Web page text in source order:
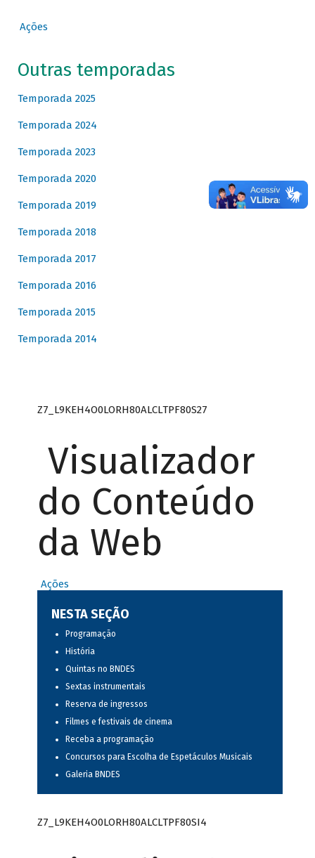
Ações
Outras temporadas
Temporada 2025
Temporada 2024
Temporada 2023
Temporada 2020
Temporada 2019
Temporada 2018
Temporada 2017
Temporada 2016
Temporada 2015
Temporada 2014
Z7_L9KEH4O0LORH80ALCLTPF80S27
Visualizador
do Conteúdo
da Web
Ações
NESTA SEÇÃO
Programação
História
Quintas no BNDES
Sextas instrumentais
Reserva de ingressos
Filmes e festivais de cinema
Receba a programação
Concursos para Escolha de Espetáculos Musicais
Galeria BNDES
Z7_L9KEH4O0LORH80ALCLTPF80SI4